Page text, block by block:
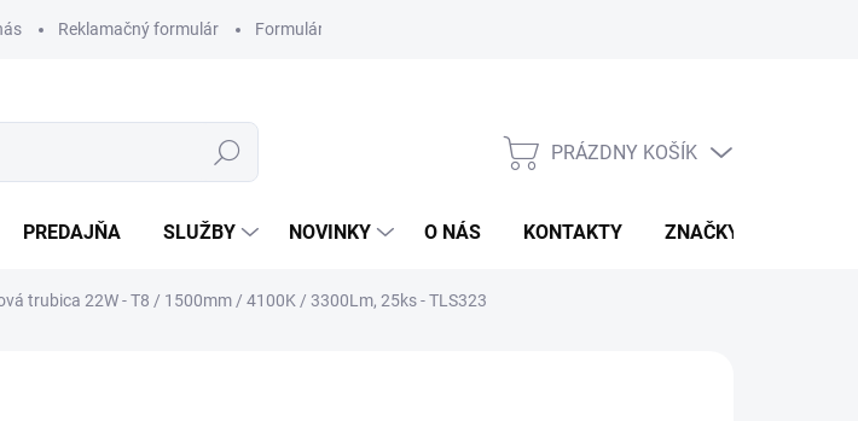
Reklamačný formulár Formulár na odstúpenie od zmluvy
Hľadať
NÁKUPNÝ
PRÁZDNY KOŠÍK
PREDAJŇA SLUŽBY NOVINKY O NÁS KONTAKTY ZNAČKY
trubica 22W - T8 / 1500mm / 4100K / 3300Lm, 25ks - TLS323